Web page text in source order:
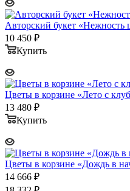
Авторский букет «Нежность
10 450 ₽
Купить
Цветы в корзине «Лето с
13 480 ₽
Купить
Цветы в корзине «Дождь в
14 666 ₽